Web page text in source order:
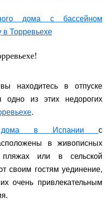
дома с бассейном
в Торревьехе
находитесь в отпуске
одно из этих недорогих
.
дома в Испании с
в живописных
или в сельской
своим гостям уединение,
очень привлекательным